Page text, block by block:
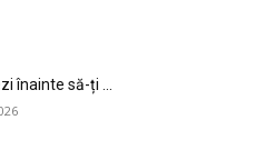
înainte să-ți ...